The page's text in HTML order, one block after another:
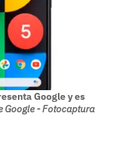
Google y es
Google - Fotocaptura